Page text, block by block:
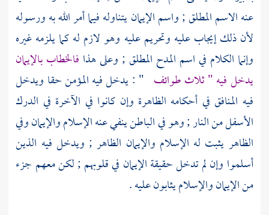
عنه الاسم المطلق ; واسم الإيمان يتناوله فيما أمر الله به ورسوله
لأن ذلك إيجاب عليه وتحريم عليه وهو لازم له كما يلزمه غيره
وإنما الكلام في اسم المدح المطلق ; وعلى هذا فالخطاب بالإيمان
يدخل فيه " ثلاث طوائف " : يدخل فيه المؤمن حقا ويدخل
فيه المنافق في أحكامه الظاهرة وإن كانوا في الآخرة في الدرك
الأسفل من النار ; وهو في الباطن ينفي عنه الإسلام والإيمان وفي
الظاهر يثبت له الإسلام والإيمان الظاهر ; ويدخل فيه الذين
أسلموا وإن لم تدخل حقيقة الإيمان في قلوبهم ; لكن معهم جزء
من الإيمان والإسلام يثابون عليه .